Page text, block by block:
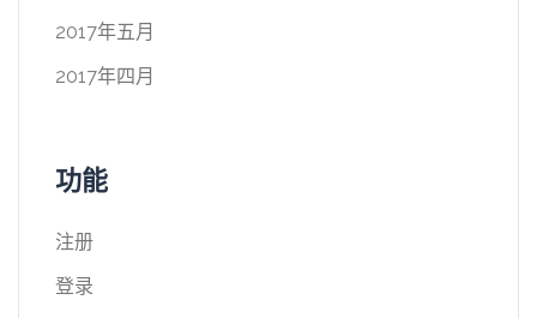
2017年五月
2017年四月
功能
注册
登录